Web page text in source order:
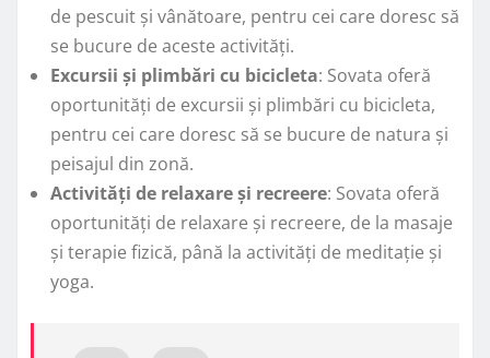
de pescuit și vânătoare, pentru cei care doresc să
se bucure de aceste activități.
Excursii și plimbări cu bicicleta: Sovata oferă
oportunități de excursii și plimbări cu bicicleta,
pentru cei care doresc să se bucure de natura și
peisajul din zonă.
Activități de relaxare și recreere: Sovata oferă
oportunități de relaxare și recreere, de la masaje
și terapie fizică, până la activități de meditație și
yoga.